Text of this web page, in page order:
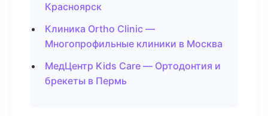
Красноярск
Клиника Ortho Clinic —
Многопрофильные клиники в Москва
МедЦентр Kids Care — Ортодонтия и
брекеты в Пермь